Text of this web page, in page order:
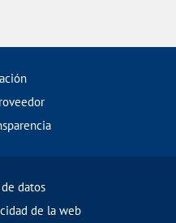
datos
de la web